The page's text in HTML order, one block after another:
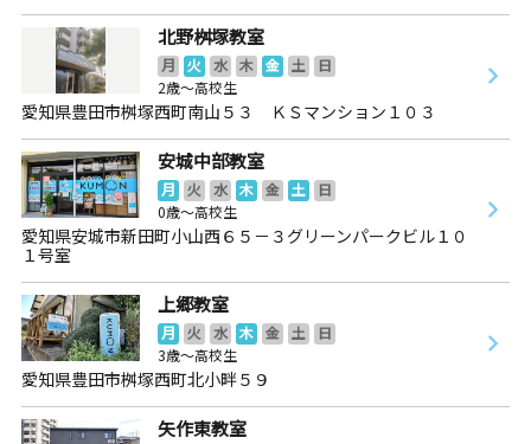
北野桝塚教室
月 火 水 木 金 土
日
2歳～高校生
愛知県豊田市桝塚西町南山５３ ＫＳマンション１０３
安城中部教室
月 火 水 木 金 土
日
0歳～高校生
愛知県安城市新田町小山西６５－３グリーンパークビル１０
１号室
上郷教室
月 火 水 木 金 土
日
3歳～高校生
愛知県豊田市桝塚西町北小畔５９
矢作東教室